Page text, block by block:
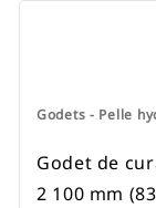
Godets - Pelle
Godet de
2 100 mm